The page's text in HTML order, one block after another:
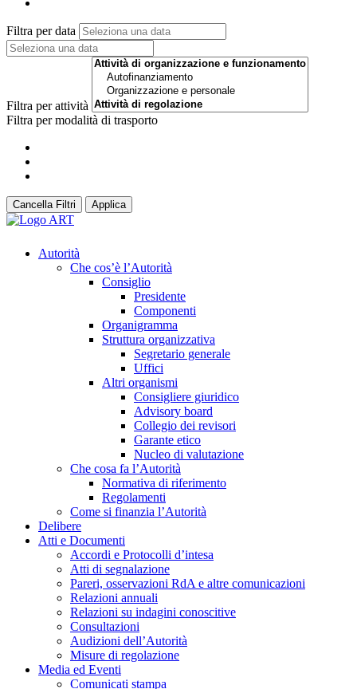
Filtra per data
Filtra per attività
Filtra per modalità di trasporto
Cancella Filtri Applica
Autorità
Che cos’è l’Autorità
Consiglio
Presidente
Componenti
Organigramma
Struttura organizzativa
Segretario generale
Uffici
Altri organismi
Consigliere giuridico
Advisory board
Collegio dei revisori
Garante etico
Nucleo di valutazione
Che cosa fa l’Autorità
Normativa di riferimento
Regolamenti
Come si finanzia l’Autorità
Delibere
Atti e Documenti
Accordi e Protocolli d’intesa
Atti di segnalazione
Pareri, osservazioni RdA e altre comunicazioni
Relazioni annuali
Relazioni su indagini conoscitive
Consultazioni
Audizioni dell’Autorità
Misure di regolazione
Media ed Eventi
Comunicati stampa